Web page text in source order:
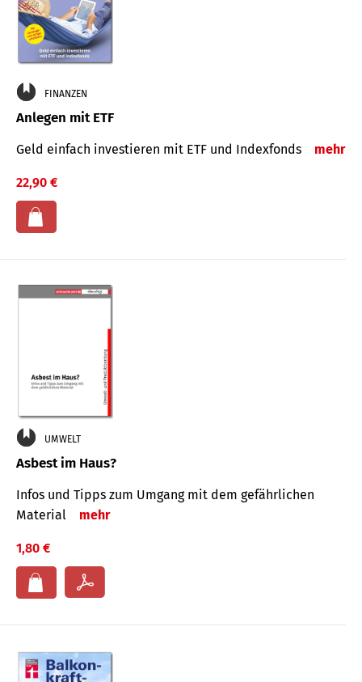
FINANZEN
Anlegen mit ETF
Geld einfach investieren mit ETF und Indexfonds mehr
22,90 €
UMWELT
Asbest im Haus?
Infos und Tipps zum Um­gang mit dem ge­fähr­lichen
Mate­rial
mehr
1,80 €